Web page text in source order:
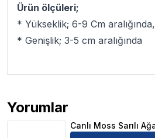
Ürün ölçüleri;
* Yükseklik; 6-9 Cm aralığında,
* Genişlik; 3-5 cm aralığında
Yorumlar
Canlı Moss Sarılı Ağaç Figürü
Canlı Moss Sarılı